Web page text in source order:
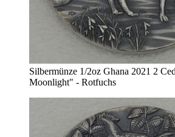
Silbermünze 1/2oz Ghana 2021 2
Moonlight" - Rotfuchs